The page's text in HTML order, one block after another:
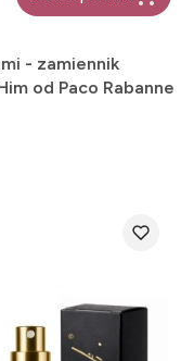
- zamiennik
od Paco Rabanne